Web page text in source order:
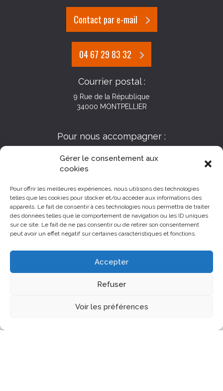
Gérer le consentement aux
cookies
Pour offrir les meilleures expériences, nous utilisons des technologies
telles que les cookies pour stocker et/ou accéder aux informations des
appareils. Le fait de consentir à ces technologies nous permettra de traiter
des données telles que le comportement de navigation ou les ID uniques
sur ce site. Le fait de ne pas consentir ou de retirer son consentement
peut avoir un effet négatif sur certaines caractéristiques et fonctions.
Accepter
Refuser
Voir les préférences
Contact par e-mail
04 67 29 83 32
Courrier postal :
9 Rue de la République
34000 MONTPELLIER
Pour nous accompagner :
Assises 2024
Editions précédentes